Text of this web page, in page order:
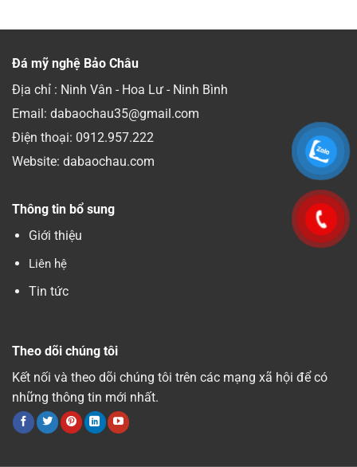
Đá mỹ nghệ Bảo Châu
Địa chỉ : Ninh Vân - Hoa Lư - Ninh Bình
Email: dabaochau35@gmail.com
Điện thoại: 0912.957.222
Website: dabaochau.com
Thông tin bổ sung
Giới thiệu
Liên hệ
Tin tức
Theo dõi chúng tôi
Kết nối và theo dõi chúng tôi trên các mạng xã hội để có
những thông tin mới nhất.